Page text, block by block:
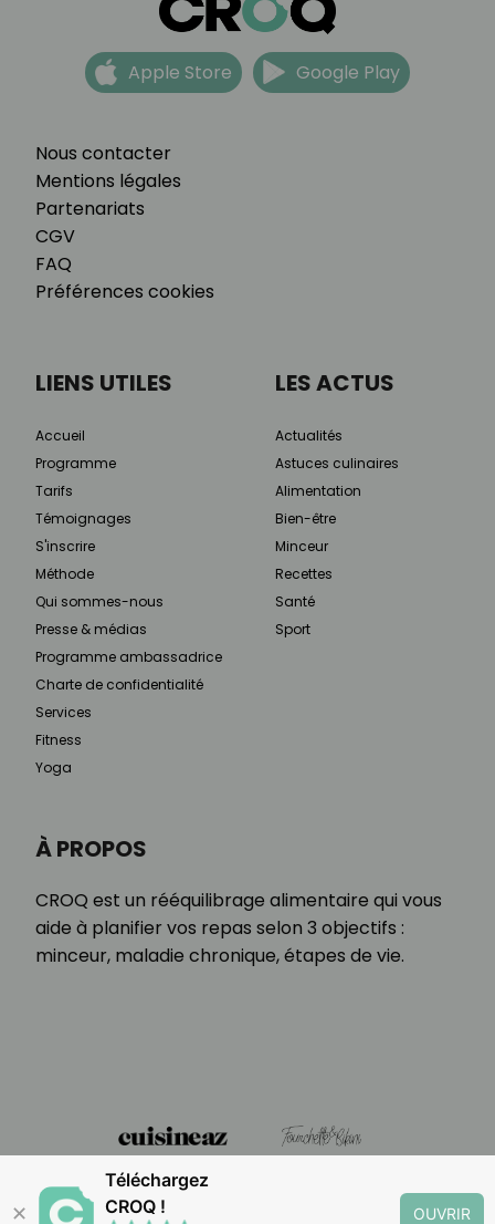
Nous contacter
Mentions légales
Partenariats
CGV
FAQ
Préférences cookies
Apple Store Google Play
À PROPOS
CROQ est un rééquilibrage alimentaire qui vous
aide à planifier vos repas selon 3 objectifs :
minceur, maladie chronique, étapes de vie.
LIENS UTILES
Accueil
Programme
Tarifs
Témoignages
S'inscrire
Méthode
Qui sommes-nous
Presse & médias
Programme ambassadrice
Charte de confidentialité
Services
Fitness
Yoga
LES ACTUS
Actualités
Astuces culinaires
Alimentation
Bien-être
Minceur
Recettes
Santé
Sport
✕
Téléchargez
CROQ !
OUVRIR